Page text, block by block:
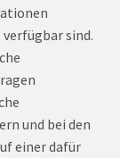
sind.
und bei den
einer dafür